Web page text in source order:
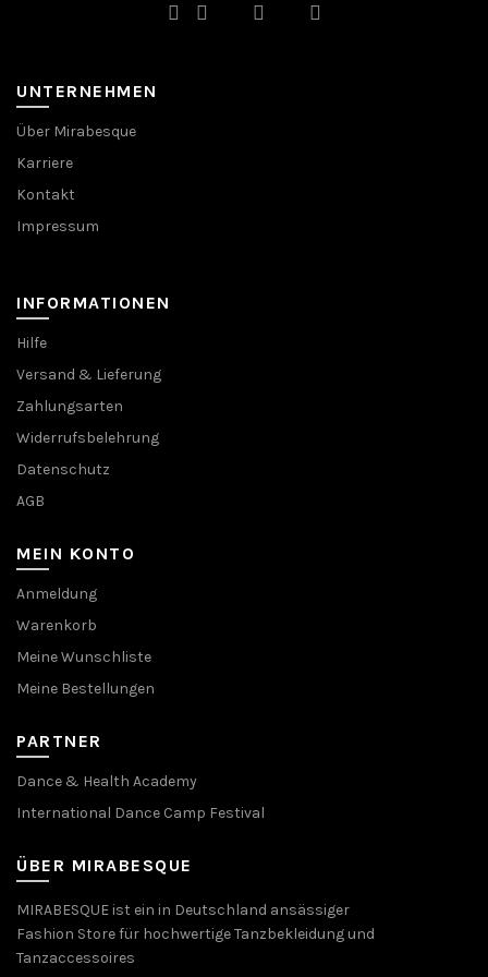
gewählt
UNTERNEHMEN
Über Mirabesque
Karriere
Kontakt
Impressum
INFORMATIONEN
Hilfe
Versand & Lieferung
Zahlungsarten
Widerrufsbelehrung
Datenschutz
AGB
MEIN KONTO
Anmeldung
Warenkorb
Meine Wunschliste
Meine Bestellungen
PARTNER
Dance & Health Academy
International Dance Camp Festival
ÜBER MIRABESQUE
MIRABESQUE ist ein in Deutschland ansässiger
Fashion Store für hochwertige Tanzbekleidung und
Tanzaccessoires